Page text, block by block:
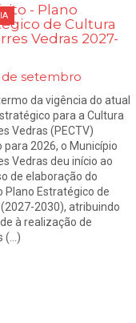
- Plano
de Cultura
Vedras 2027-
de setembro
da vigência do atual
para a Cultura
Vedras (PECTV)
para 2026, o Município
Vedras deu início ao
de elaboração do
Plano Estratégico de
2030), atribuindo
à realização de
(...)